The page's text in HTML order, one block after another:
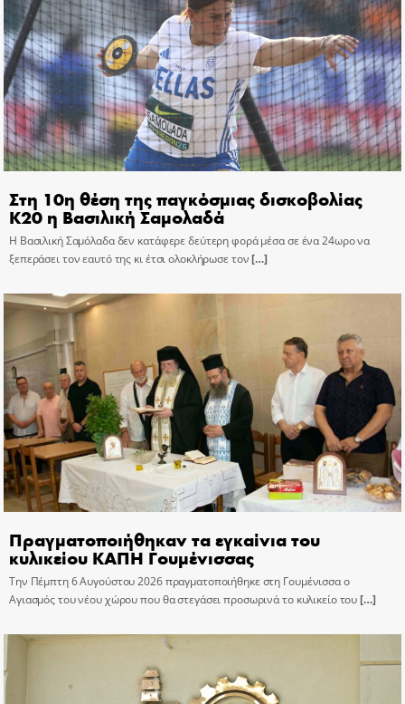
Στη 10η θέση της παγκόσμιας δισκοβολίας
Κ20 η Βασιλική Σαμολαδά
Η Βασιλική Σαμόλαδα δεν κατάφερε δεύτερη φορά μέσα σε ένα 24ωρο να
ξεπεράσει τον εαυτό της κι έτσι ολοκλήρωσε τον[…]
Πραγματοποιήθηκαν τα εγκαίνια του
κυλικείου ΚΑΠΗ Γουμένισσας
Την Πέμπτη 6 Αυγούστου 2026 πραγματοποιήθηκε στη Γουμένισσα ο
Αγιασμός του νέου χώρου που θα στεγάσει προσωρινά το κυλικείο του[…]